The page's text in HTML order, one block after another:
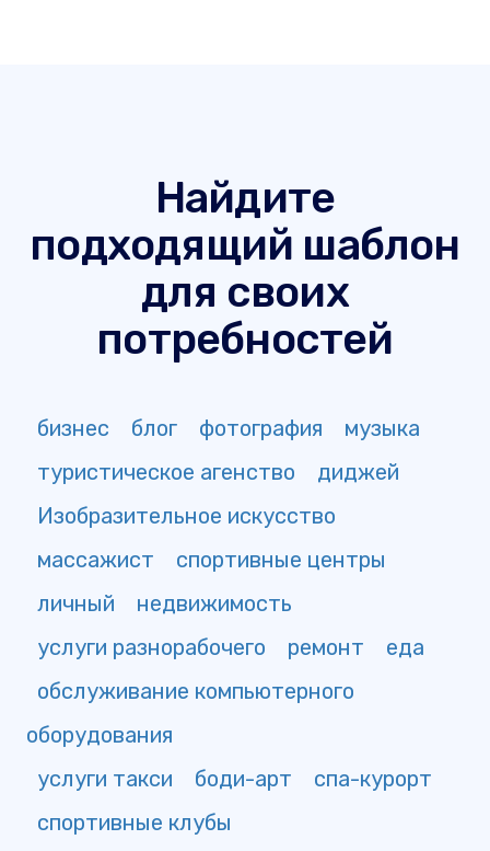
Найдите
подходящий шаблон
для своих
потребностей
бизнес блог фотография
музыка
туристическое агенство
диджей
Изобразительное искусство
массажист
спортивные центры
личный
недвижимость
услуги разнорабочего
ремонт
еда
обслуживание компьютерного
оборудования
услуги такси
боди-арт
спа-курорт
спортивные клубы